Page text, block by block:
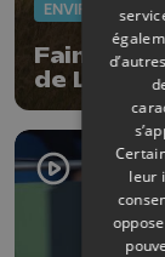
ENVIRONNEMENT
Faimes:
de Les
leur